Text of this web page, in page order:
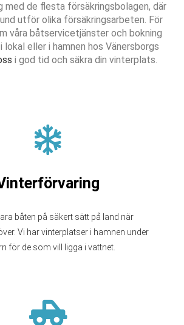
med de flesta försäkringsbolagen, där
utför olika försäkringsarbeten. För
våra båtservicetjänster och bokning
eller i hamnen hos Vänersborgs
i god tid och säkra din vinterplats.
båten på säkert sätt på land när
Vi har vinterplatser i hamnen under
för de som vill ligga i vattnet.